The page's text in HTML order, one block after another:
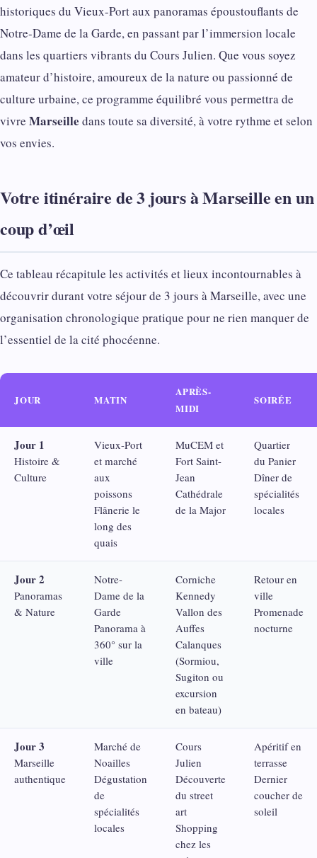
historiques du Vieux-Port aux panoramas époustouflants de
Notre-Dame de la Garde, en passant par l’immersion locale
dans les quartiers vibrants du Cours Julien. Que vous soyez
amateur d’histoire, amoureux de la nature ou passionné de
culture urbaine, ce programme équilibré vous permettra de
vivre Marseille dans toute sa diversité, à votre rythme et selon
vos envies.
Votre itinéraire de 3 jours à Marseille en un
coup d’œil
Ce tableau récapitule les activités et lieux incontournables à
découvrir durant votre séjour de 3 jours à Marseille, avec une
organisation chronologique pratique pour ne rien manquer de
l’essentiel de la cité phocéenne.
JOUR MATIN
APRÈS-
MIDI
SOIRÉE
Jour 1
Histoire &
Culture
Vieux-Port
et marché
aux
poissons
Flânerie le
long des
quais
MuCEM et
Fort Saint-
Jean
Cathédrale
de la Major
Quartier
du Panier
Dîner de
spécialités
locales
Jour 2
Panoramas
& Nature
Notre-
Dame de la
Garde
Panorama à
360° sur la
ville
Corniche
Kennedy
Vallon des
Auffes
Calanques
(Sormiou,
Sugiton ou
excursion
en bateau)
Retour en
ville
Promenade
nocturne
Jour 3
Marseille
authentique
Marché de
Noailles
Dégustation
de
spécialités
locales
Cours
Julien
Découverte
du street
art
Shopping
chez les
Apéritif en
terrasse
Dernier
coucher de
soleil